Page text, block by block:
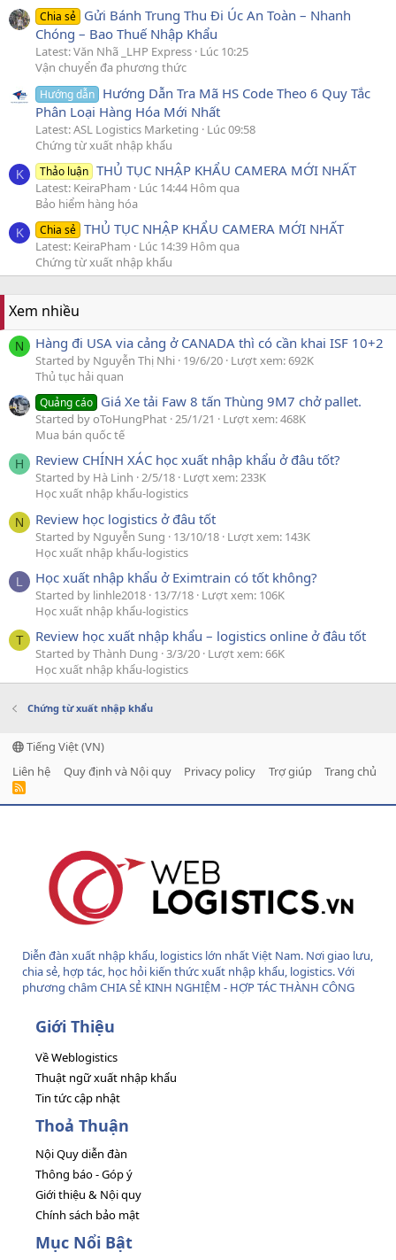
Chia sẻ Gửi Bánh Trung Thu Đi Úc An Toàn – Nhanh
Chóng – Bao Thuế Nhập Khẩu
Latest: Văn Nhã _LHP Express Lúc 10:25
Vận chuyển đa phương thức
Hướng dẫn Hướng Dẫn Tra Mã HS Code Theo 6 Quy Tắc
Phân Loại Hàng Hóa Mới Nhất
Latest: ASL Logistics Marketing
Lúc 09:58
Chứng từ xuất nhập khẩu
K Thảo luận THỦ TỤC NHẬP KHẨU CAMERA MỚI NHẤT
Latest: KeiraPham
Lúc 14:44 Hôm qua
Bảo hiểm hàng hóa
K Chia sẻ THỦ TỤC NHẬP KHẨU CAMERA MỚI NHẤT
Latest: KeiraPham
Lúc 14:39 Hôm qua
Chứng từ xuất nhập khẩu
Xem nhiều
N Hàng đi USA via cảng ở CANADA thì có cần khai ISF 10+2
Started by Nguyễn Thị Nhi 19/6/20 Lượt xem: 692K
Thủ tục hải quan
Quảng cáo Giá Xe tải Faw 8 tấn Thùng 9M7 chở pallet.
Started by oToHungPhat 25/1/21
Lượt xem: 468K
Mua bán quốc tế
H Review CHÍNH XÁC học xuất nhập khẩu ở đâu tốt?
Started by Hà Linh 2/5/18 Lượt xem: 233K
Học xuất nhập khẩu-logistics
N Review học logistics ở đâu tốt
Started by Nguyễn Sung 13/10/18 Lượt xem: 143K
Học xuất nhập khẩu-logistics
L Học xuất nhập khẩu ở Eximtrain có tốt không?
Started by linhle2018 13/7/18 Lượt xem: 106K
Học xuất nhập khẩu-logistics
T Review học xuất nhập khẩu – logistics online ở đâu tốt
Started by Thành Dung 3/3/20 Lượt xem: 66K
Học xuất nhập khẩu-logistics
Chứng từ xuất nhập khẩu
Tiếng Việt (VN)
Liên hệ
Quy định và Nội quy Privacy policy Trợ giúp Trang chủ
R
Diễn đàn xuất nhập khẩu, logistics lớn nhất Việt Nam. Nơi giao lưu,
chia sẻ, hợp tác, học hỏi kiến thức xuất nhập khẩu, logistics. Với
phương châm CHIA SẺ KINH NGHIỆM - HỢP TÁC THÀNH CÔNG
Giới Thiệu
Về Weblogistics
Thuật ngữ xuất nhập khẩu
Tin tức cập nhật
Thoả Thuận
Nội Quy diễn đàn
Thông báo - Góp ý
Giới thiệu & Nội quy
Chính sách bảo mật
Mục Nổi Bật